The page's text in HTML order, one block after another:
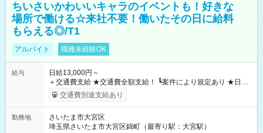
ちいさいかわいいキャラのイベントも！好きな
場所で働ける☆来社不要！働いたその日に給料
もらえる◎/T1
アルバイト 職種未経験OK
給与
日給13,000円～
＋交通費支給 ★交通費全額支給！ ┗案件により規定あり ★日払
いOK！（規定あり） ┗働いたその日に現金GET♪ お仕事後はコ
ンビニATMから 日払い分を引き落とせます！ 【試用期間】試
交通費別途支給あり
勤務地
さいたま市大宮区
埼玉県さいたま市大宮区錦町（最寄り駅：大宮駅）